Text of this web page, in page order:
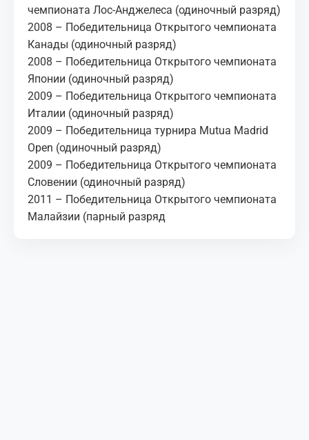
чемпионата Лос-Анджелеса (одиночный разряд)
2008 – Победительница Открытого чемпионата
Канады (одиночный разряд)
2008 – Победительница Открытого чемпионата
Японии (одиночный разряд)
2009 – Победительница Открытого чемпионата
Италии (одиночный разряд)
2009 – Победительница турнира Mutua Madrid
Open (одиночный разряд)
2009 – Победительница Открытого чемпионата
Словении (одиночный разряд)
2011 – Победительница Открытого чемпионата
Малайзии (парный разряд